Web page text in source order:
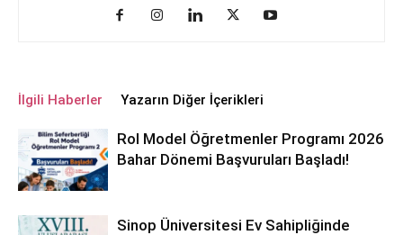
İlgili Haberler Yazarın Diğer İçerikleri
Rol Model Öğretmenler Programı 2026
Bahar Dönemi Başvuruları Başladı!
Sinop Üniversitesi Ev Sahipliğinde